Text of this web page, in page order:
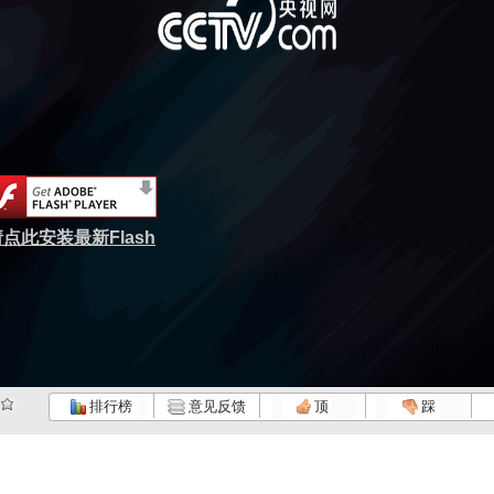
点此安装最新Flash
排行榜 意见反馈 顶 踩